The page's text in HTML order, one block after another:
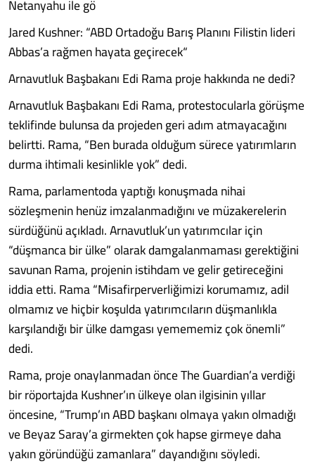
Netanyahu ile gö
Jared Kushner: “ABD Ortadoğu Barış Planını Filistin lideri
Abbas’a rağmen hayata geçirecek“
Arnavutluk Başbakanı Edi Rama proje hakkında ne dedi?
Arnavutluk Başbakanı Edi Rama, protestocularla görüşme
teklifinde bulunsa da projeden geri adım atmayacağını
belirtti. Rama, “Ben burada olduğum sürece yatırımların
durma ihtimali kesinlikle yok” dedi.
Rama, parlamentoda yaptığı konuşmada nihai
sözleşmenin henüz imzalanmadığını ve müzakerelerin
sürdüğünü açıkladı. Arnavutluk’un yatırımcılar için
“düşmanca bir ülke” olarak damgalanmaması gerektiğini
savunan Rama, projenin istihdam ve gelir getireceğini
iddia etti. Rama “Misafirperverliğimizi korumamız, adil
olmamız ve hiçbir koşulda yatırımcıların düşmanlıkla
karşılandığı bir ülke damgası yemememiz çok önemli”
dedi.
Rama, proje onaylanmadan önce The Guardian’a verdiği
bir röportajda Kushner’ın ülkeye olan ilgisinin yıllar
öncesine, “Trump’ın ABD başkanı olmaya yakın olmadığı
ve Beyaz Saray’a girmekten çok hapse girmeye daha
yakın göründüğü zamanlara” dayandığını söyledi.